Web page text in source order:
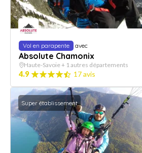
Vol en parapente avec
Absolute Chamonix
Haute-Savoie + 1 autres départements
4.9 17 avis
Super établissement